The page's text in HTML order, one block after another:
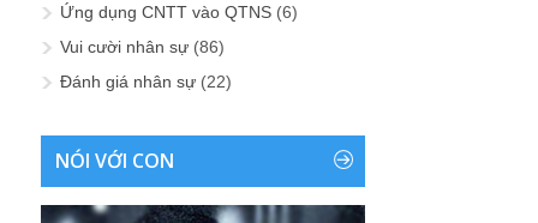
Ứng dụng CNTT vào QTNS (6)
Vui cười nhân sự (86)
Đánh giá nhân sự (22)
NÓI VỚI CON